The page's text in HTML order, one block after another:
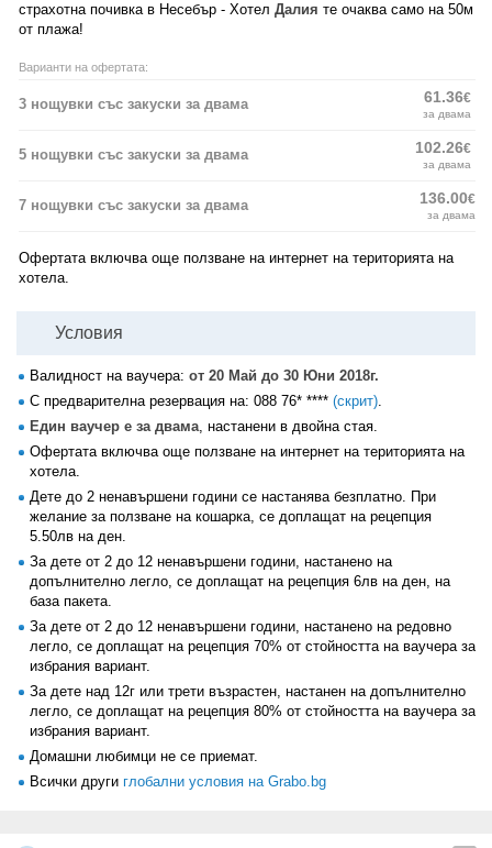
страхотна почивка в Несебър - Хотел Далия те очаква само на 50м
от плажа!
Варианти на офертата:
3 нощувки със закуски за двама 61.36€
за двама
5 нощувки със закуски за двама 102.26€
за двама
7 нощувки със закуски за двама 136.00€
за двама
Офертата включва още ползване на интернет на територията на
хотела.
Условия
Валидност на ваучера: от 20 Май до 30 Юни 2018г.
С предварителна резервация на: 088 76* **** (скрит).
Един ваучер е за двама, настанени в двойна стая.
Офертата включва още ползване на интернет на територията на
хотела.
Дете до 2 ненавършени години се настанява безплатно. При
желание за ползване на кошарка, се доплащат на рецепция
5.50лв на ден.
За дете от 2 до 12 ненавършени години, настанено на
допълнително легло, се доплащат на рецепция 6лв на ден, на
база пакета.
За дете от 2 до 12 ненавършени години, настанено на редовно
легло, се доплащат на рецепция 70% от стойността на ваучера за
избрания вариант.
За дете над 12г или трети възрастен, настанен на допълнително
легло, се доплащат на рецепция 80% от стойността на ваучера за
избрания вариант.
Домашни любимци не се приемат.
Всички други глобални условия на Grabo.bg